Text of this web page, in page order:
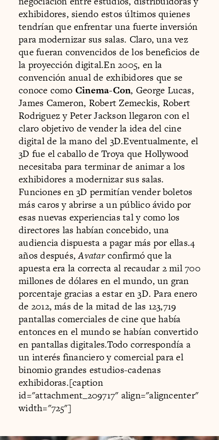
exhibidores, siendo estos últimos quienes
tendrían que enfrentar una fuerte inversión
para modernizar sus salas. Claro, una vez
que fueran convencidos de los beneficios de
la proyección digital.En 2005, en la
convención anual de exhibidores que se
conoce como Cinema-Con, George Lucas,
James Cameron, Robert Zemeckis, Robert
Rodriguez y Peter Jackson llegaron con el
claro objetivo de vender la idea del cine
digital de la mano del 3D.Eventualmente, el
3D fue el caballo de Troya que Hollywood
necesitaba para terminar de animar a los
exhibidores a modernizar sus salas.
Funciones en 3D permitían vender boletos
más caros y abrirse a un público ávido por
esas nuevas experiencias tal y como los
directores las habían concebido, una
audiencia dispuesta a pagar más por ellas.4
años después,Avatarconfirmó que la
apuesta era la correcta al recaudar 2 mil 700
millones de dólares en el mundo, un gran
porcentaje gracias a estar en 3D. Para enero
de 2012, más de la mitad de las 123,719
pantallas comerciales de cine que había
entonces en el mundo se habían convertido
en pantallas digitales.Todo correspondía a
un interés financiero y comercial para el
binomio grandes estudios-cadenas
exhibidoras.[caption
id="attachment_209717" align="aligncenter"
width="725"]